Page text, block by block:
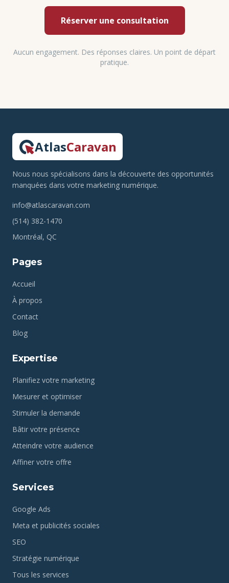
Réserver une consultation
Aucun engagement. Des réponses claires. Un point de départ
pratique.
AtlasCaravan
Nous nous spécialisons dans la découverte des opportunités
manquées dans votre marketing numérique.
info@atlascaravan.com
(514) 382-1470
Montréal, QC
Pages
Accueil
À propos
Contact
Blog
Expertise
Planifiez votre marketing
Mesurer et optimiser
Stimuler la demande
Bâtir votre présence
Atteindre votre audience
Affiner votre offre
Services
Google Ads
Meta et publicités sociales
SEO
Stratégie numérique
Tous les services